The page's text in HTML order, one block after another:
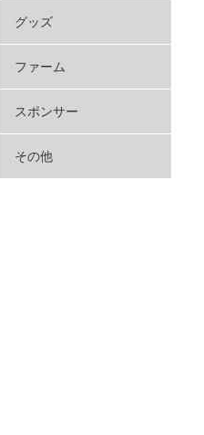
グッズ
ファーム
スポンサー
その他